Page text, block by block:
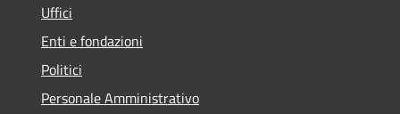
Uffici
Enti e fondazioni
Politici
Personale Amministrativo